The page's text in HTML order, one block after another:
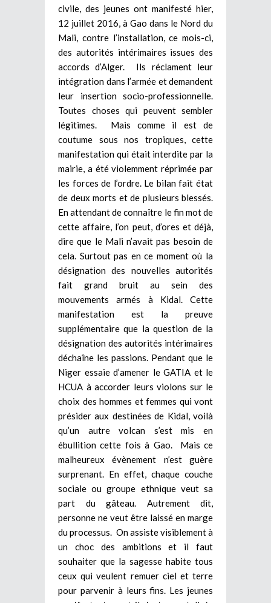
civile, des jeunes ont manifesté hier,
12 juillet 2016, à Gao dans le Nord du
Mali, contre l’installation, ce mois-ci,
des autorités intérimaires issues des
accords d’Alger. Ils réclament leur
intégration dans l’armée et demandent
leur insertion socio-professionnelle.
Toutes choses qui peuvent sembler
légitimes. Mais comme il est de
coutume sous nos tropiques, cette
manifestation qui était interdite par la
mairie, a été violemment réprimée par
les forces de l’ordre. Le bilan fait état
de deux morts et de plusieurs blessés.
En attendant de connaître le fin mot de
cette affaire, l’on peut, d’ores et déjà,
dire que le Mali n’avait pas besoin de
cela. Surtout pas en ce moment où la
désignation des nouvelles autorités
fait grand bruit au sein des
mouvements armés à Kidal. Cette
manifestation est la preuve
supplémentaire que la question de la
désignation des autorités intérimaires
déchaîne les passions. Pendant que le
Niger essaie d’amener le GATIA et le
HCUA à accorder leurs violons sur le
choix des hommes et femmes qui vont
présider aux destinées de Kidal, voilà
qu’un autre volcan s’est mis en
ébullition cette fois à Gao. Mais ce
malheureux évènement n’est guère
surprenant. En effet, chaque couche
sociale ou groupe ethnique veut sa
part du gâteau. Autrement dit,
personne ne veut être laissé en marge
du processus. On assiste visiblement à
un choc des ambitions et il faut
souhaiter que la sagesse habite tous
ceux qui veulent remuer ciel et terre
pour parvenir à leurs fins. Les jeunes